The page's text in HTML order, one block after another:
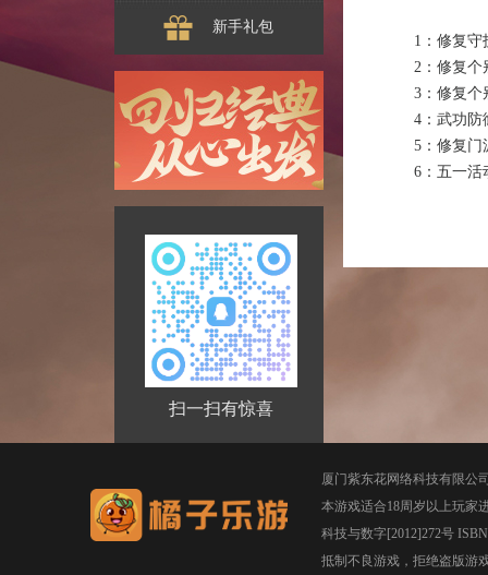
新手礼包
扫一扫有惊喜
1：修复守
2：修复个
3：修复个
4：武功防
5：修复门
6：五一活
厦门紫东花网络科技有限公
本游戏适合18周岁以上玩家
科技与数字[2012]272号
抵制不良游戏，拒绝盗版游